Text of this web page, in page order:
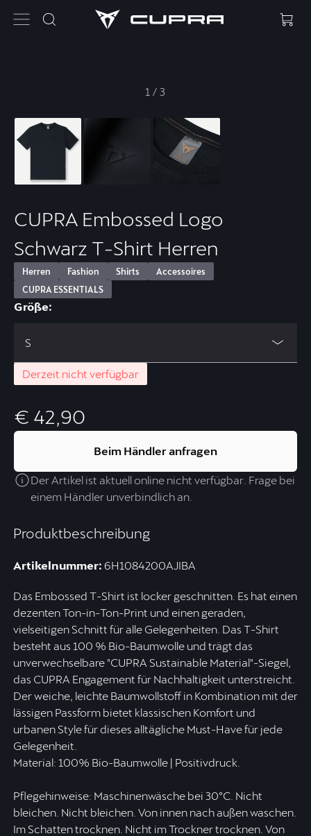
1 / 3
Produktbeschreibung
Artikelnummer: 6H1084200AJIBA
Das Embossed T-Shirt ist locker geschnitten. Es hat einen
dezenten Ton-in-Ton-Print und einen geraden,
vielseitigen Schnitt für alle Gelegenheiten. Das T-Shirt
besteht aus 100 % Bio-Baumwolle und trägt das
unverwechselbare "CUPRA Sustainable Material"-Siegel,
das CUPRA Engagement für Nachhaltigkeit unterstreicht.
Der weiche, leichte Baumwollstoff in Kombination mit der
lässigen Passform bietet klassischen Komfort und
urbanen Style für dieses alltägliche Must-Have für jede
Gelegenheit.
Material: 100% Bio-Baumwolle | Positivdruck.
Pflegehinweise: Maschinenwäsche bei 30ºC. Nicht
bleichen. Nicht bleichen. Von innen nach außen waschen.
Im Schatten trocknen. Nicht im Trockner trocknen. Von
CUPRA Embossed Logo
Schwarz T-Shirt Herren
Herren Fashion Shirts
Accessoires
CUPRA ESSENTIALS
Größe:
S
Derzeit nicht verfügbar
€ 42,90
Beim Händler anfragen
Der Artikel ist aktuell online nicht verfügbar. Frage bei
einem Händler unverbindlich an.